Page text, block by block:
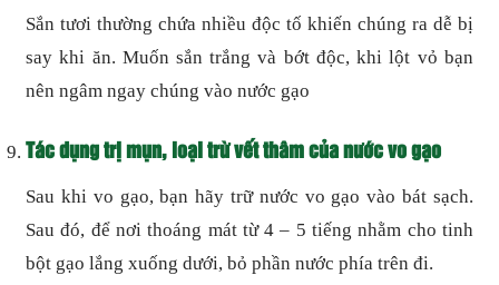
Sắn tươi thường chứa nhiều độc tố khiến chúng ra dễ bị
say khi ăn. Muốn sắn trắng và bớt độc, khi lột vỏ bạn
nên ngâm ngay chúng vào nước gạo
Tác dụng trị mụn, loại trừ vết thâm của nước vo gạo
Sau khi vo gạo, bạn hãy trữ nước vo gạo vào bát sạch.
Sau đó, để nơi thoáng mát từ 4 – 5 tiếng nhằm cho tinh
bột gạo lắng xuống dưới, bỏ phần nước phía trên đi.